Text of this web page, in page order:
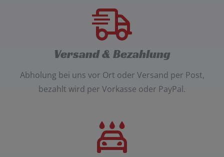
Versand & Bezahlung
Abholung bei uns vor Ort oder Versand per Post,
bezahlt wird per Vorkasse oder PayPal.